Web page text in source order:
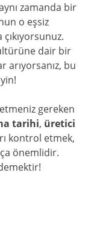
zamanda bir
o eşsiz
dair bir
arıyorsanız, bu
gereken
tarihi, üretici
kontrol etmek,
önemlidir.